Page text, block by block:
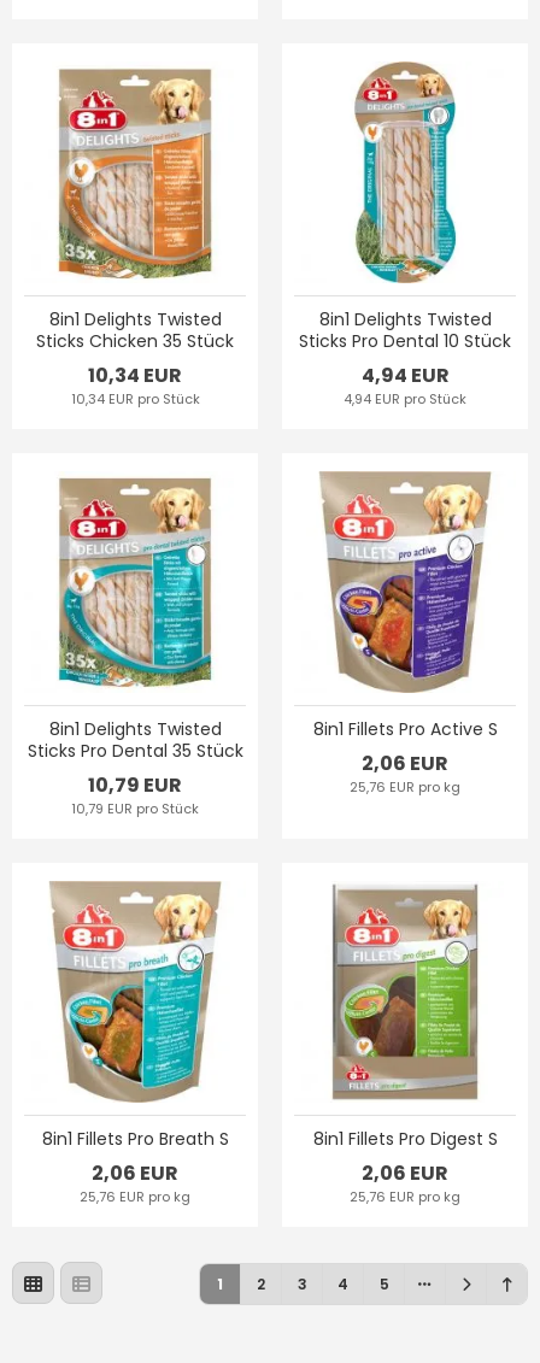
8in1 Delights Twisted
Sticks Chicken 35 Stück
10,34 EUR
10,34 EUR pro Stück
8in1 Delights Twisted
Sticks Pro Dental 10 Stück
4,94 EUR
4,94 EUR pro Stück
8in1 Delights Twisted
Sticks Pro Dental 35 Stück
10,79 EUR
10,79 EUR pro Stück
8in1 Fillets Pro Active S
2,06 EUR
25,76 EUR pro kg
8in1 Fillets Pro Breath S
2,06 EUR
25,76 EUR pro kg
8in1 Fillets Pro Digest S
2,06 EUR
25,76 EUR pro kg
1 2 3 4 5